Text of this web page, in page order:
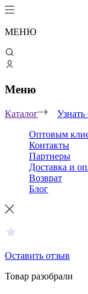
МЕНЮ
Меню
Каталог
Узнать
Оптовым
Контакты
Партнеры
Доставка и
Возврат
Блог
Оставить отзыв
Товар разобрали